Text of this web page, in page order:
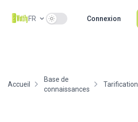
FR Use setting Connexion
Accueil
Base de
connaissances
Tarification